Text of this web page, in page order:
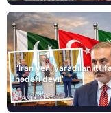
“İran yeni yaradılan
hədəfi deyil”
9 Avq • 21:54